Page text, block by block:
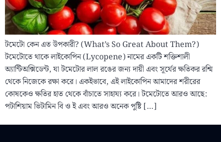
টমেটো কেন এত উপকারী? (What’s So Great About Them?)
টমেটোতে থাকে লাইকোপিন (Lycopene) নামের একটি শক্তিশালী
অ্যান্টিঅক্সিডেন্ট, যা টমেটোর লাল রঙের জন্য দায়ী এবং সূর্যের ক্ষতিকর রশ্মি
থেকে নিজেকে রক্ষা করে। একইভাবে, এই লাইকোপিন আমাদের শরীরের
কোষকেও ক্ষতির হাত থেকে বাঁচাতে সাহায্য করে। টমেটোতে আরও আছে:
পটাশিয়াম ভিটামিন বি ও ই এবং আরও অনেক পুষ্টি […]